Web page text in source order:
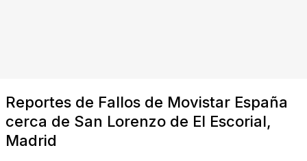
Reportes de Fallos de Movistar España
cerca de San Lorenzo de El Escorial,
Madrid